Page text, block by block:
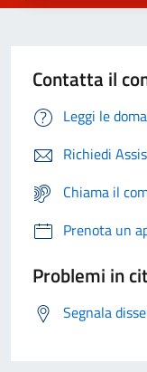
Contatta il
Leggi le
Richiedi
Chiama il
Prenota un
Problemi in
Segnala